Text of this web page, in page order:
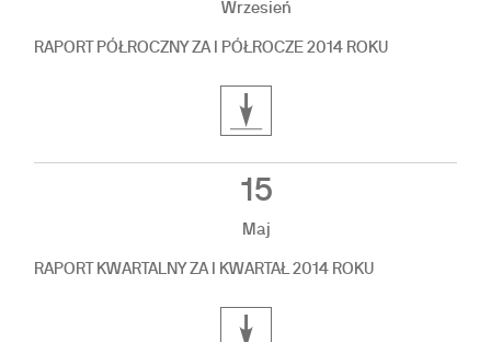
Wrzesień
RAPORT PÓŁROCZNY ZA I PÓŁROCZE 2014 ROKU
15
Maj
RAPORT KWARTALNY ZA I KWARTAŁ 2014 ROKU